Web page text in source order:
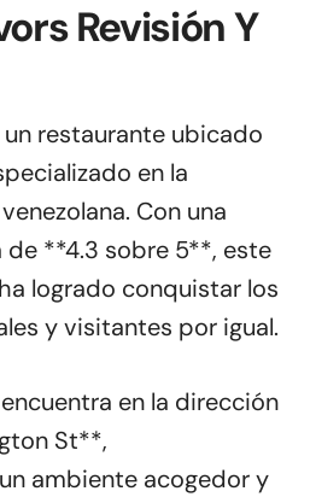
Revisión Y
un restaurante ubicado
en la
Con una
**4.3 sobre 5**, este
logrado conquistar los
y visitantes por igual.
en la dirección
St**,
ambiente acogedor y